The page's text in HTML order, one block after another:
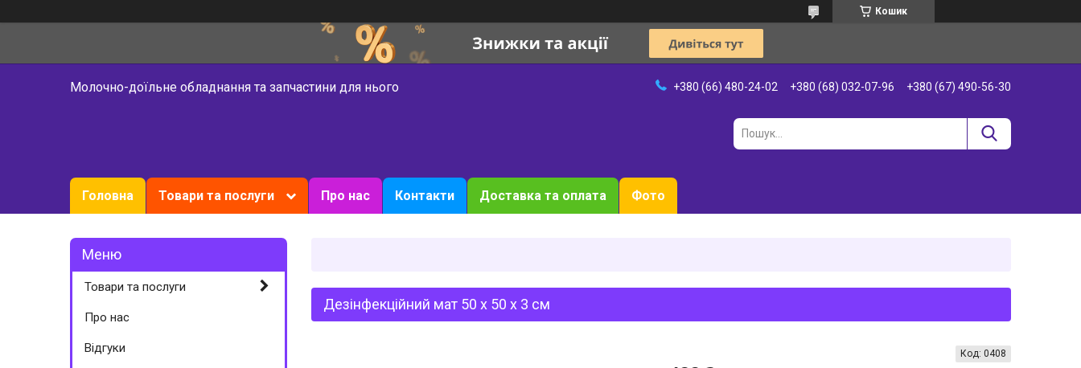
Кошик
Молочно-доїльне обладнання та запчастини для нього +380 (66) 480-24-02 +380 (68) 032-07-96 +380 (67) 490-56-30
Головна Товари та послуги Про нас Контакти Доставка та оплата Фото
Дезінфекційний мат 50 х 50 х 3 см
Код: 0408
Товари та послуги
Про нас
Відгуки